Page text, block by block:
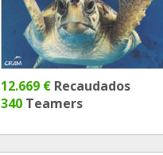
12.669 € Recaudados
340 Teamers